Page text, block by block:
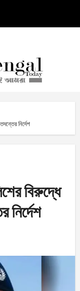
নির্দেশ
বিরুদ্ধে